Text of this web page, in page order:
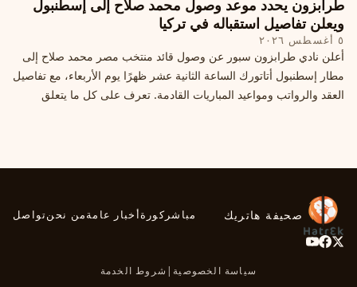
طرابزون يحدد موعد وصول محمد صلاح إلى إسطنبول
ويعلن تفاصيل استقباله في تركيا
٥ أغسطس ٢٠٢٦
أعلن نادي طرابزون سبور عن وصول قائد منتخب مصر محمد صلاح إلى
مطار إسطنبول أتاتورك الساعة الثانية عشر ظهرًا يوم الأربعاء، مع تفاصيل
العقد والرواتب ومواعيد المباريات القادمة. تعرف على كل ما يتعلق
صحيفة هاتريك مباشر كورةأخبار عامةمن نحنتواصل
سياسة الخصوصية | شروط الخدمة